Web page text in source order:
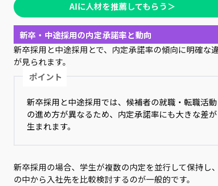
AIに人材を推薦してもらう＞
新卒・中途採用の内定承諾率と動向
新卒採用と中途採用とで、内定承諾率の傾向に明確な
が見られます。
ポイント
新卒採用と中途採用では、候補者の就職・転職活動
の進め方が異なるため、内定承諾率にも大きな差が
生まれます。
新卒採用の場合、学生が複数の内定を並行して保持し
の中から入社先を比較検討するのが一般的です。